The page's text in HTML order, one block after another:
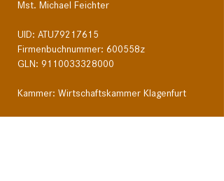
Mst. Michael Feichter
UID: ATU79217615
Firmenbuchnummer: 600558z
GLN: 9110033328000
Kammer: Wirtschaftskammer Klagenfurt